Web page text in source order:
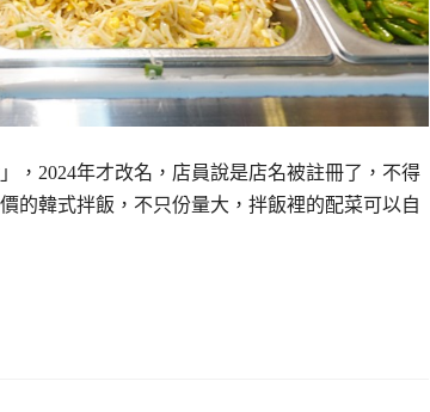
，2024年才改名，店員說是店名被註冊了，不得
的韓式拌飯，不只份量大，拌飯裡的配菜可以自